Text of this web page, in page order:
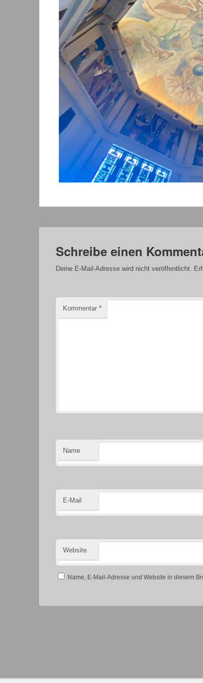
Schreibe einen
Deine E-Mail-Adresse wird nicht veröffentlicht.
Kommentar *
Name
E-Mail
Website
Name, E-Mail-Adresse und Website in diesem